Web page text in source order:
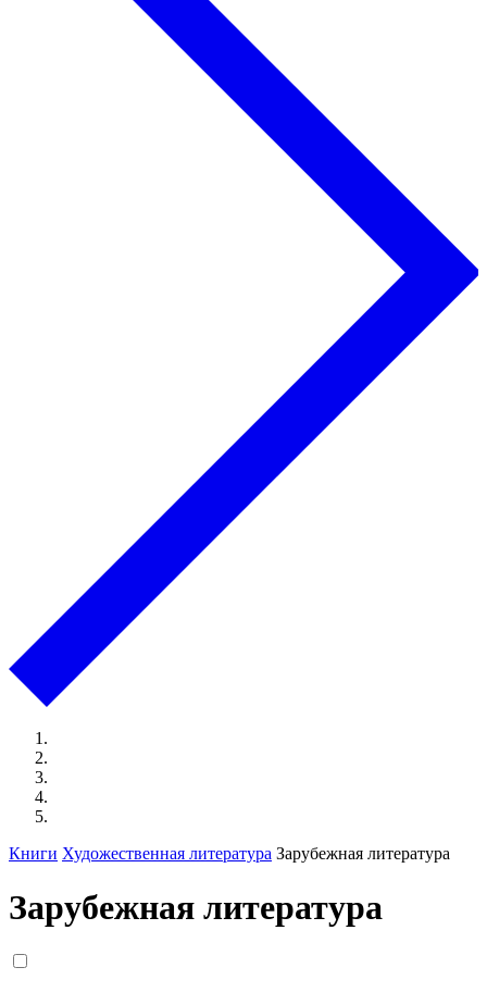
Книги Художественная литература Зарубежная литература
Зарубежная литература